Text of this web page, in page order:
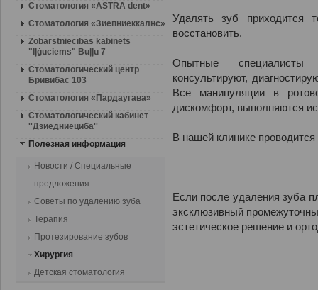
Стоматология «ASTRA dent»
Стоматология «Зиепниеккалнс»
Zobārstniecības kabinets
"Iļģuciems" Buļļu 7
Стоматологический центр
Бривибас 103
Стоматология «Пардаугава»
Стоматологический кабинет
''Дзиедниециба''
Полезная информация
Новости / Специальные
предложения
Советы по удалению зуба
Терапия
Протезирование зубов
Хирургия
Детская стоматология
Удалять зуб приходится
восстановить.
Опытные специалисты
консультируют,
Все манипуляции в
дискомфорт, выполняются
В нашей клинике
Если после удаления зуба
эксклюзивный
эстетическое решение и